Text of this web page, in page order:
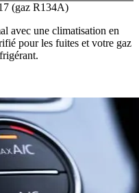
(gaz R134A)
avec une climatisation en
pour les fuites et votre gaz